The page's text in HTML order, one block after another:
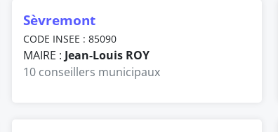
Sèvremont
CODE INSEE : 85090
MAIRE : Jean-Louis ROY
10 conseillers municipaux